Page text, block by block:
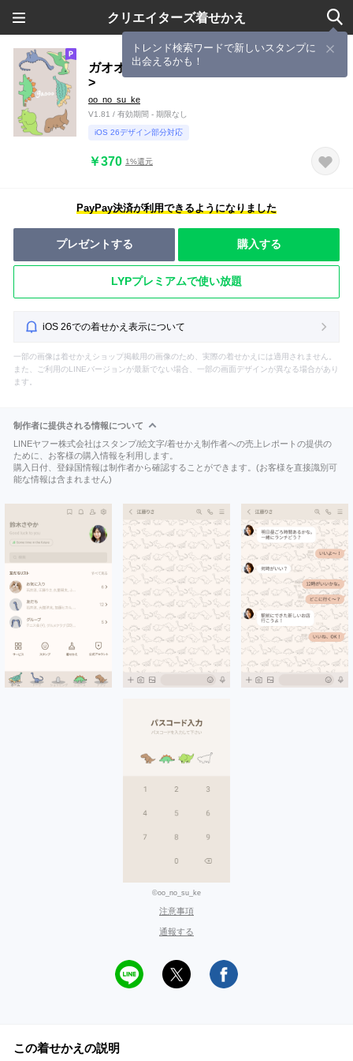
クリエイターズ着せかえ
トレンド検索ワードで新しいスタンプに
出会えるかも！
ガオオオ<恐竜><シンプル・ベージュカラー
>
oo_no_su_ke
V1.81 / 有効期間 - 期限なし
iOS 26デザイン部分対応
￥370 1%還元
PayPay決済が利用できるようになりました
プレゼントする 購入する
LYPプレミアムで使い放題
iOS 26での着せかえ表示について
一部の画像は着せかえショップ掲載用の画像のため、実際の着せかえには適用されません。
また、ご利用のLINEバージョンが最新でない場合、一部の画面デザインが異なる場合があり
ます。
制作者に提供される情報について
LINEヤフー株式会社はスタンプ/絵文字/着せかえ制作者への売上レポートの提供の
ために、お客様の購入情報を利用します。
購入日付、登録国情報は制作者から確認することができます。(お客様を直接識別可
能な情報は含まれません)
©oo_no_su_ke
注意事項
通報する
この着せかえの説明